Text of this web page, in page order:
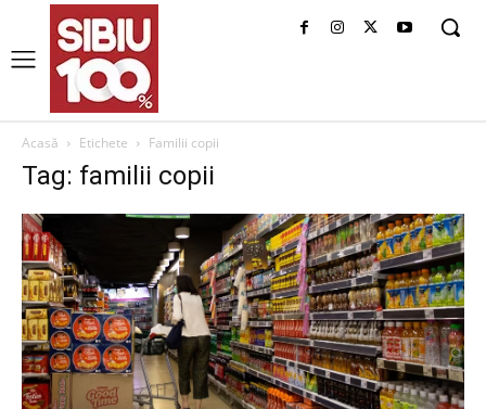
Acasă Etichete Familii copii
Tag: familii copii